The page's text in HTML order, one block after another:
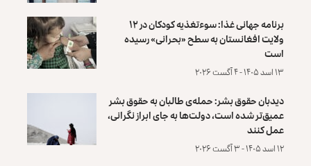
برنامه جهانی غذا: سوءتغذیه کودکان در ۱۲
ولایت افغانستان به سطح «بحرانی» رسیده
است
۱۳ اسد ۱۴۰۵ - ۴ آگست ۲۰۲۶
دیدبان حقوق بشر: حمله‌ی طالبان به حقوق بشر
عمیق‌تر شده است، دولت‌ها به جای ابراز نگرانی،
عمل کنند
۱۲ اسد ۱۴۰۵ - ۳ آگست ۲۰۲۶